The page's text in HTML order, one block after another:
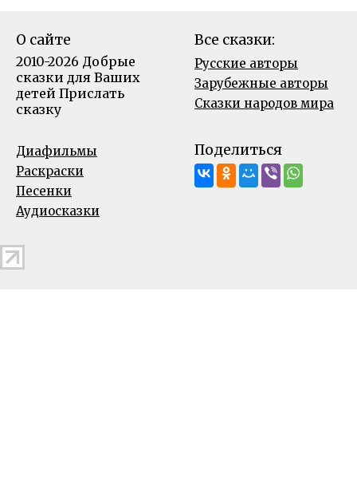
О сайте
2010-2026 Добрые
сказки для Ваших
детей Прислать
сказку
Все сказки:
Русские авторы
Зарубежные авторы
Сказки народов мира
Диафильмы
Раскраски
Песенки
Аудиосказки
Поделиться